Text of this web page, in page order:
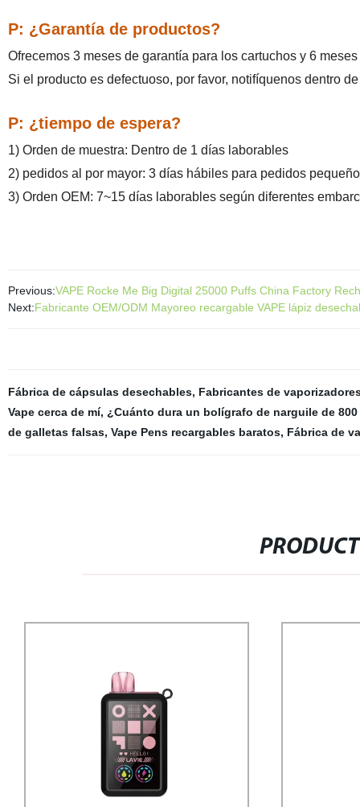
P: ¿Garantía de productos?
Ofrecemos 3 meses de garantía para los cartuchos y 6
Si el producto es defectuoso, por favor, notifíquenos dentro
P: ¿tiempo de espera?
1) Orden de muestra: Dentro de 1 días laborables
2) pedidos al por mayor: 3 días hábiles para pedidos
3) Orden OEM: 7~15 días laborables según diferentes
Previous:VAPE Rocke Me Big Digital 25000 Puffs China Factory
Next:Fabricante OEM/ODM Mayoreo recargable VAPE lápiz
Fábrica de cápsulas desechables, Fabricantes de
Vape cerca de mí, ¿Cuánto dura un bolígrafo de narguile de
de galletas falsas, Vape Pens recargables baratos, Fábrica de